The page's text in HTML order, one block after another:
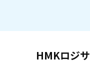
HMKロジ